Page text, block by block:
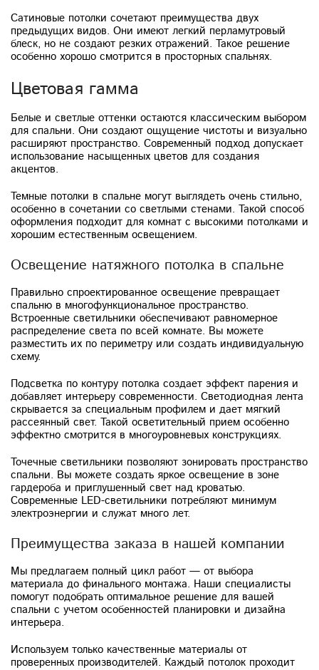
Сатиновые потолки сочетают преимущества двух
предыдущих видов. Они имеют легкий перламутровый
блеск, но не создают резких отражений. Такое решение
особенно хорошо смотрится в просторных спальнях.
Цветовая гамма
Белые и светлые оттенки остаются классическим выбором
для спальни. Они создают ощущение чистоты и визуально
расширяют пространство. Современный подход допускает
использование насыщенных цветов для создания
акцентов.
Темные потолки в спальне могут выглядеть очень стильно,
особенно в сочетании со светлыми стенами. Такой способ
оформления подходит для комнат с высокими потолками и
хорошим естественным освещением.
Освещение натяжного потолка в спальне
Правильно спроектированное освещение превращает
спальню в многофункциональное пространство.
Встроенные светильники обеспечивают равномерное
распределение света по всей комнате. Вы можете
разместить их по периметру или создать индивидуальную
схему.
Подсветка по контуру потолка создает эффект парения и
добавляет интерьеру современности. Светодиодная лента
скрывается за специальным профилем и дает мягкий
рассеянный свет. Такой осветительный прием особенно
эффектно смотрится в многоуровневых конструкциях.
Точечные светильники позволяют зонировать пространство
спальни. Вы можете создать яркое освещение в зоне
гардероба и приглушенный свет над кроватью.
Современные LED-светильники потребляют минимум
электроэнергии и служат много лет.
Преимущества заказа в нашей компании
Мы предлагаем полный цикл работ — от выбора
материала до финального монтажа. Наши специалисты
помогут подобрать оптимальное решение для вашей
спальни с учетом особенностей планировки и дизайна
интерьера.
Используем только качественные материалы от
проверенных производителей. Каждый потолок проходит